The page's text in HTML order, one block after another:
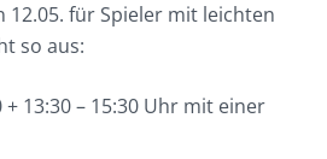
12.05. für Spieler mit leichten
so aus:
+ 13:30 – 15:30 Uhr mit einer